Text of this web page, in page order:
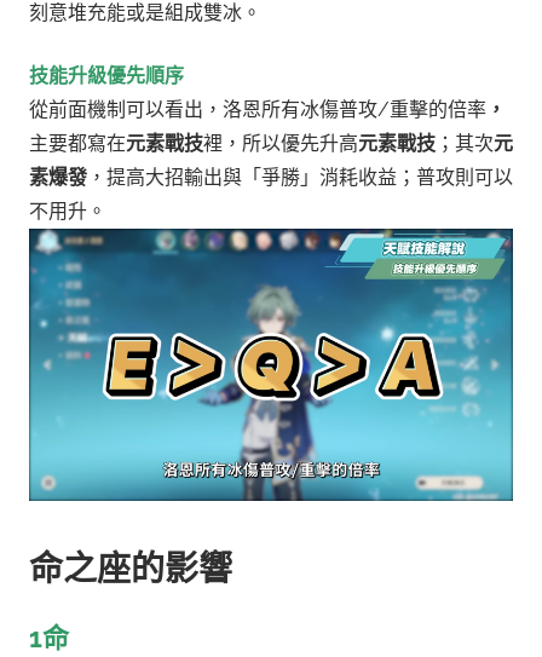
刻意堆充能或是組成雙冰。
技能升級優先順序
從前面機制可以看出，洛恩所有冰傷普攻/重擊的倍率 ，
主要都寫在元素戰技裡，所以優先升高元素戰技 ；其次元
素爆發 ，提高大招輸出與「爭勝」消耗收益；普攻則可以
不用升。
命之座的影響
1命